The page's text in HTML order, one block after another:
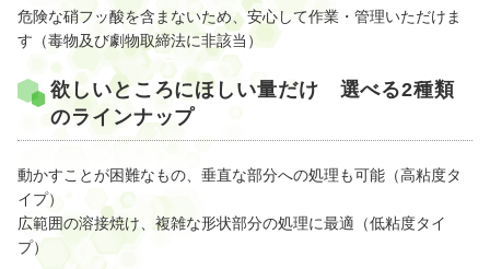
危険な硝フッ酸を含まないため、安心して作業・管理いただけま
す（毒物及び劇物取締法に非該当）
欲しいところにほしい量だけ 選べる2種類
のラインナップ
動かすことが困難なもの、垂直な部分への処理も可能（高粘度タ
イプ）
広範囲の溶接焼け、複雑な形状部分の処理に最適（低粘度タイ
プ）